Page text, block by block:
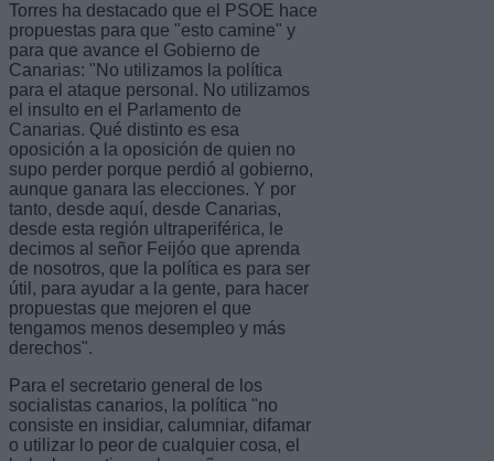
Torres ha destacado que el PSOE hace
propuestas para que "esto camine" y
para que avance el Gobierno de
Canarias: "No utilizamos la política
para el ataque personal. No utilizamos
el insulto en el Parlamento de
Canarias. Qué distinto es esa
oposición a la oposición de quien no
supo perder porque perdió al gobierno,
aunque ganara las elecciones. Y por
tanto, desde aquí, desde Canarias,
desde esta región ultraperiférica, le
decimos al señor Feijóo que aprenda
de nosotros, que la política es para ser
útil, para ayudar a la gente, para hacer
propuestas que mejoren el que
tengamos menos desempleo y más
derechos".
Para el secretario general de los
socialistas canarios, la política "no
consiste en insidiar, calumniar, difamar
o utilizar lo peor de cualquier cosa, el